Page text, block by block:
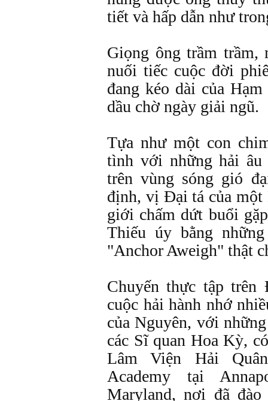
tiết và hấp dẫn như
Giọng ông trầm trầm,
nuối tiếc cuộc đời
đang kéo dài của
dầu chờ ngày giải ngũ.
Tựa như một con
tình với những hải âu
trên vùng sóng gió
định, vị Ðại tá của một
giới chấm dứt buổi
Thiếu úy bằng
"Anchor Aweigh" thật
Chuyến thực tập
cuộc hải hành nhớ
của Nguyên, với
các Sĩ quan Hoa Kỳ,
Lâm Viện Hải
Academy tại
Maryland, nơi đã